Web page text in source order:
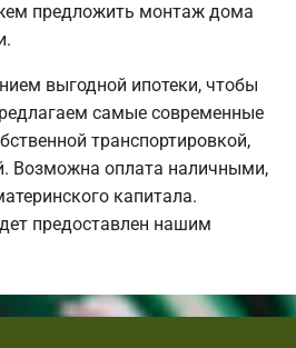
предложить монтаж дома
выгодной ипотеки, чтобы
самые современные
транспортировкой,
Возможна оплата наличными,
капитала.
предоставлен нашим